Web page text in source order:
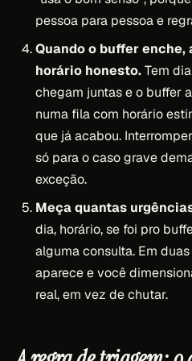
pessoa para pessoa e
Quando o buffer enche,
horário honesto.Tem
chegam juntas e o buffer
numa fila com horário
que já acabou.
só para o caso grave
exceção.
Meça quantas
dia, horário, se foi pro
alguma consulta. Em
aparece e você
real, em vez de chutar.